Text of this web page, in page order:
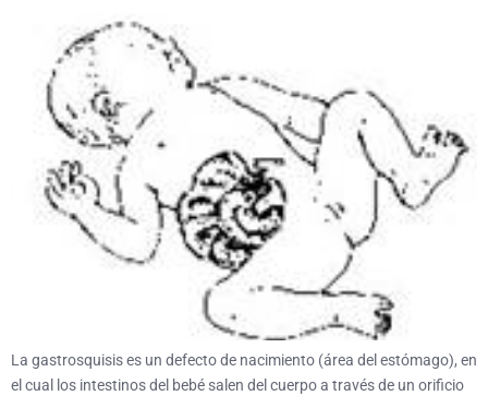
La gastrosquisis es un defecto de nacimiento (área del estómago), en
el cual los intestinos del bebé salen del cuerpo a través de un orificio